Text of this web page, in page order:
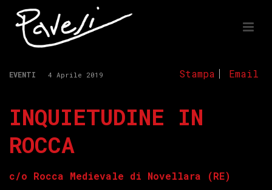
Stampa Email
EVENTI 4 Aprile 2019
INQUIETUDINE IN
ROCCA
c/o Rocca Medievale di Novellara (RE)